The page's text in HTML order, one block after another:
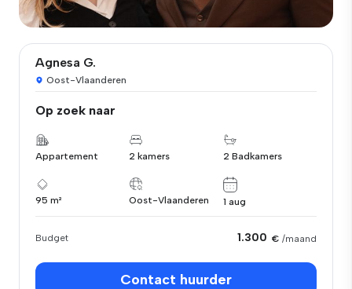
Agnesa G.
Oost-Vlaanderen
Op zoek naar
Appartement 2 kamers 2 Badkamers
95 m² Oost-Vlaanderen 1 aug
Budget 1.300 € /maand
Contact huurder